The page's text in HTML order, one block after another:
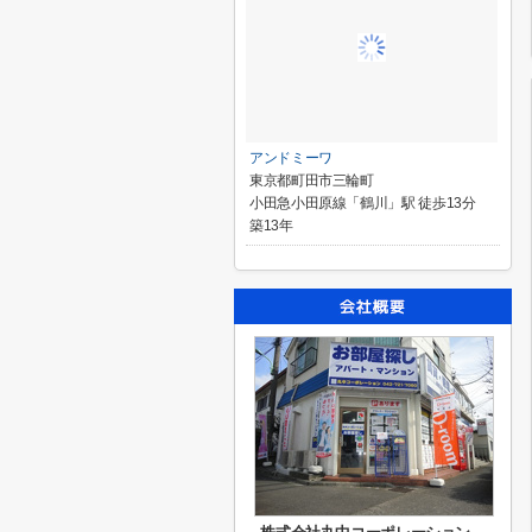
アンドミーワ
東京都町田市三輪町
小田急小田原線「鶴川」駅 徒歩13分
築13年